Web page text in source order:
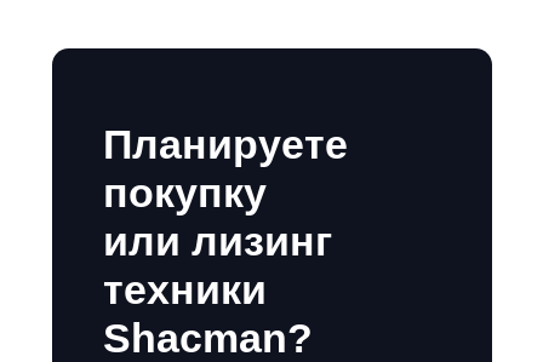
Планируете
покупку
или лизинг
техники
Shacman?